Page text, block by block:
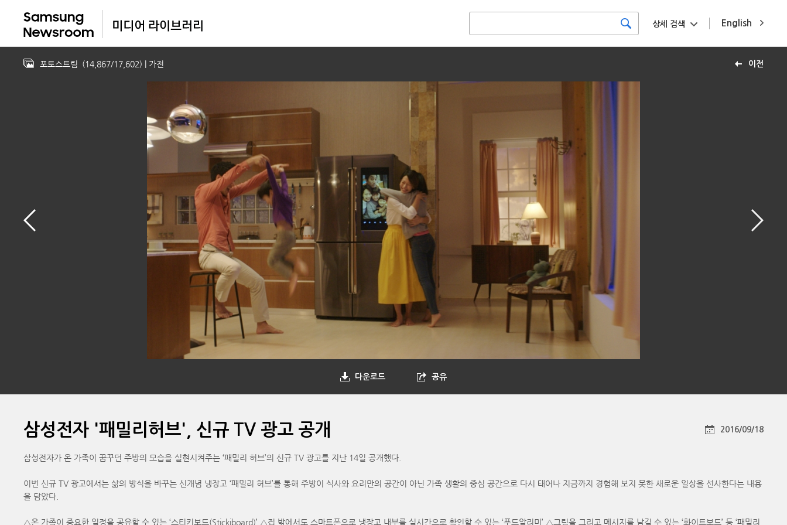
English
상세 검색
이전
포토스트림 (14,867/17,602) | 가전
다운로드 공유
삼성전자 '패밀리허브', 신규 TV 광고 공개 2016/09/18
삼성전자가 온 가족이 꿈꾸던 주방의 모습을 실현시켜주는 ‘패밀리 허브’의 신규 TV 광고를 지난 14일 공개했다.
이번 신규 TV 광고에서는 삶의 방식을 바꾸는 신개념 냉장고 ‘패밀리 허브’를 통해 주방이 식사와 요리만의 공간이 아닌 가족 생활의 중심 공간으로 다시 태어나 지금까지 경험해 보지 못한 새로운 일상을 선사한다는 내용
을 담았다.
△온 가족이 중요한 일정을 공유할 수 있는 ‘스티키보드(Stickiboard)’ △집 밖에서도 스마트폰으로 냉장고 내부를 실시간으로 확인할 수 있는 ‘푸드알리미’ △그림을 그리고 메시지를 남길 수 있는 ‘화이트보드’ 등 ‘패밀리